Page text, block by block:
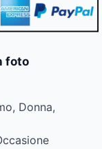
foto
Donna,